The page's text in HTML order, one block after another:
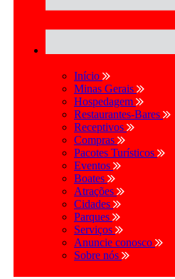
Início
Minas Gerais
Hospedagem
Restaurantes-Bares
Receptivos
Compras
Pacotes Turísticos
Eventos
Boates
Atrações
Cidades
Parques
Serviços
Anuncie conosco
Sobre nós